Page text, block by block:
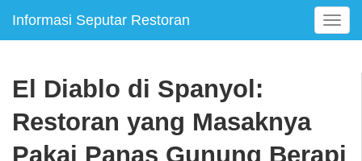
Informasi Seputar Restoran
T
o
El Diablo di Spanyol:
Restoran yang Masaknya
Pakai Panas Gunung Berapi